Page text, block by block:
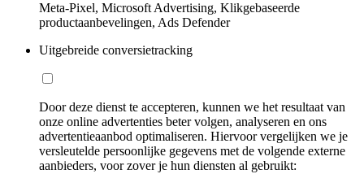
Meta-Pixel, Microsoft Advertising, Klikgebaseerde
productaanbevelingen, Ads Defender
Uitgebreide conversietracking
Door deze dienst te accepteren, kunnen we het resultaat van
onze online advertenties beter volgen, analyseren en ons
advertentieaanbod optimaliseren. Hiervoor vergelijken we je
versleutelde persoonlijke gegevens met de volgende externe
aanbieders, voor zover je hun diensten al gebruikt: